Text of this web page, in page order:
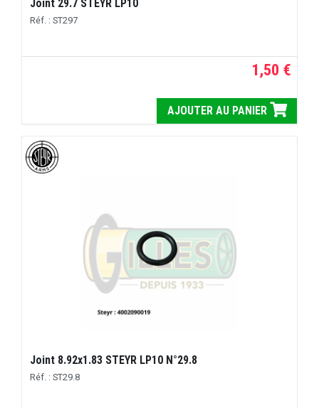
Joint 29.7 STEYR LP10
Réf. : ST297
1,50 €
AJOUTER AU PANIER
Joint 8.92x1.83 STEYR LP10 N°29.8
Réf. : ST29.8